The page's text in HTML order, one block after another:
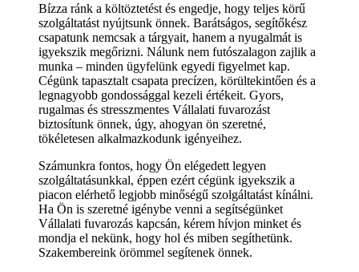
Bízza ránk a költöztetést és engedje, hogy teljes körű
szolgáltatást nyújtsunk önnek. Barátságos, segítőkész
csapatunk nemcsak a tárgyait, hanem a nyugalmát is
igyekszik megőrizni. Nálunk nem futószalagon zajlik a
munka – minden ügyfelünk egyedi figyelmet kap.
Cégünk tapasztalt csapata precízen, körültekintően és a
legnagyobb gondossággal kezeli értékeit. Gyors,
rugalmas és stresszmentes Vállalati fuvarozást
biztosítunk önnek, úgy, ahogyan ön szeretné,
tökéletesen alkalmazkodunk igényeihez.
Számunkra fontos, hogy Ön elégedett legyen
szolgáltatásunkkal, éppen ezért cégünk igyekszik a
piacon elérhető legjobb minőségű szolgáltatást kínálni.
Ha Ön is szeretné igénybe venni a segítségünket
Vállalati fuvarozás kapcsán, kérem hívjon minket és
mondja el nekünk, hogy hol és miben segíthetünk.
Szakembereink örömmel segítenek önnek.